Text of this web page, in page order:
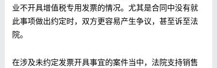
业不开具增值税专用发票的情况。尤其是合同中没有就
此事项做出约定时，双方更容易产生争议，甚至诉至法
院。
在涉及未约定发票开具事宜的案件当中，法院支持销售